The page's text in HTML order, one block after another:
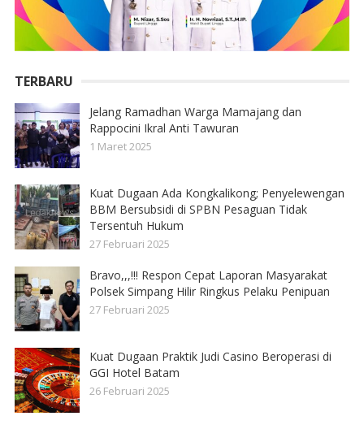
TERBARU
Jelang Ramadhan Warga Mamajang dan
Rappocini Ikral Anti Tawuran
1 Maret 2025
Kuat Dugaan Ada Kongkalikong; Penyelewengan
BBM Bersubsidi di SPBN Pesaguan Tidak
Tersentuh Hukum
27 Februari 2025
Bravo,,,!!! Respon Cepat Laporan Masyarakat
Polsek Simpang Hilir Ringkus Pelaku Penipuan
27 Februari 2025
Kuat Dugaan Praktik Judi Casino Beroperasi di
GGI Hotel Batam
26 Februari 2025